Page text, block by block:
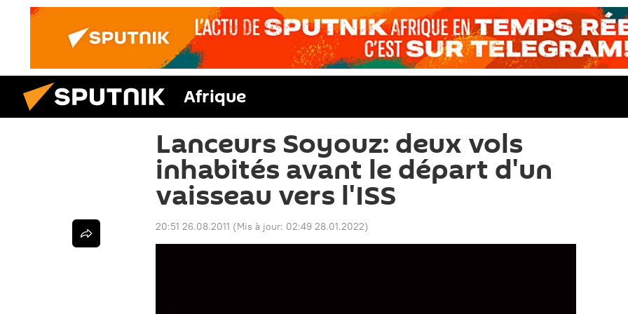
Afrique
Lanceurs Soyouz: deux vols
inhabités avant le départ d'un
vaisseau vers l'ISS
20:51 26.08.2011 (Mis à jour: 02:49 28.01.2022)